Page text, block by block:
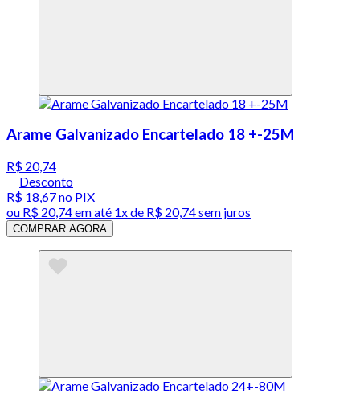
Arame Galvanizado Encartelado 18 +-25M
R$ 20,74
Desconto
R$ 18,67no PIX
ou R$ 20,74em até 1x de R$ 20,74sem juros
COMPRAR AGORA